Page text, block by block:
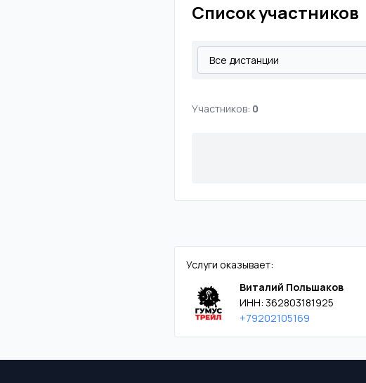
Список участников
Участников: 0
Услуги оказывает:
Виталий Польшаков
ИНН: 362803181925
+79202105169